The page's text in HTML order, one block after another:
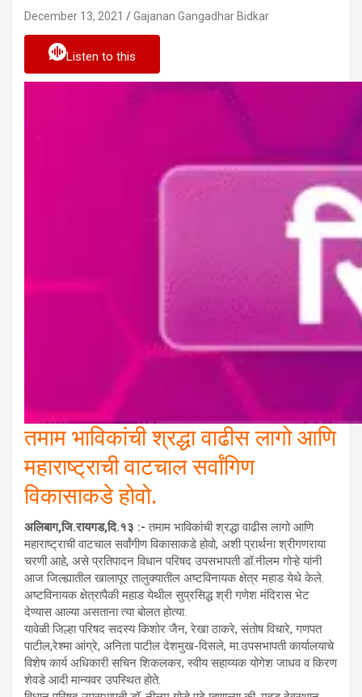
December 13, 2021 Gajanan Gangadhar Bidkar
Listen to this
तमाम भाविकांची श्रद्धा वाढीस लागो आणि
महाराष्ट्राची वाटचाल सर्वांगिण
विकासाकडे होवो.
अलिबाग,जि.रायगड,दि.१३ :- तमाम भाविकांची श्रद्धा वाढीस लागो आणि
महाराष्ट्राची वाटचाल सर्वांगीण विकासाकडे होवो, अशी प्रार्थना श्रीगणराया
चरणी आहे, असे प्रतिपादन विधान परिषद उपसभापती डॉ.नीलम गोऱ्हे यांनी
आज जिल्ह्यातील खालापूर तालुक्यातील अष्टविनायक क्षेत्र महाड येथे केले.
अष्टविनायक क्षेत्रापैकी महाड येथील सुप्रसिद्ध श्री गणेश मंदिरास भेट
देण्यास आल्या असताना त्या बोलत होत्या.
यावेळी जिल्हा परिषद सदस्य किशोर जैन, रेखा ठाकरे, संतोष विचारे, गणपत
पाटील,रेश्मा आंग्रे, अनिता पाटील देशमुख-दिसले, मा.उपसभापती कार्यालयाचे
विशेष कार्य अधिकारी सचिन शिकलकर, स्वीय सहाय्यक योगेश जाधव व किरण
शेवडे आदी मान्यवर उपस्थित होते.